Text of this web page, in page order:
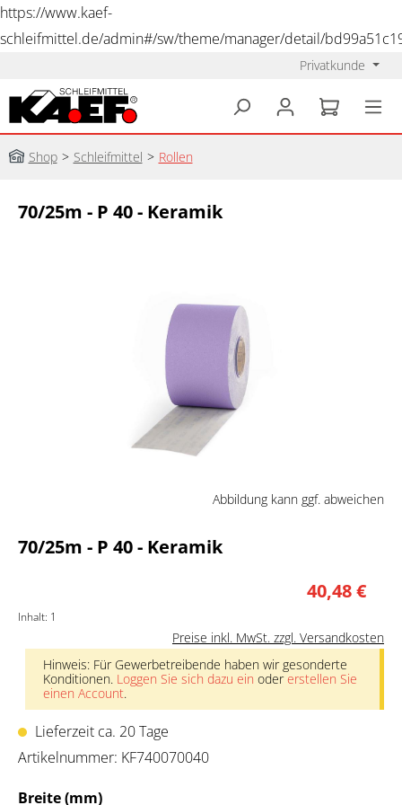
https://www.kaef-
schleifmittel.de/admin#/sw/theme/manager/detail/
Privatkunde
Shop > Schleifmittel > Rollen
70/25m - P 40 - Keramik
Abbildung kann ggf. abweichen
70/25m - P 40 - Keramik
40,48 €
Inhalt: 1
Preise inkl. MwSt. zzgl. Versandkosten
Hinweis: Für Gewerbetreibende haben wir gesonderte
Konditionen. Loggen Sie sich dazu ein odererstellen Sie
einen Account.
Lieferzeit ca. 20 Tage
Artikelnummer: KF740070040
Breite (mm)auswählen